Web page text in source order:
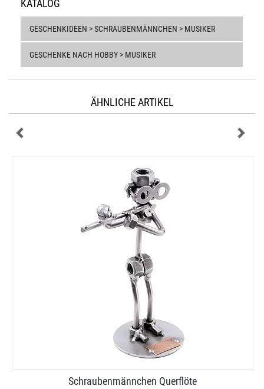
KATALOG
GESCHENKIDEEN > SCHRAUBENMÄNNCHEN > MUSIKER
GESCHENKE NACH HOBBY > MUSIKER
ÄHNLICHE ARTIKEL
Schraubenmännchen Querflöte